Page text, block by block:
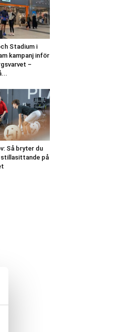
Stadium i
kampanj inför
–
Så bryter du
stillasittande på